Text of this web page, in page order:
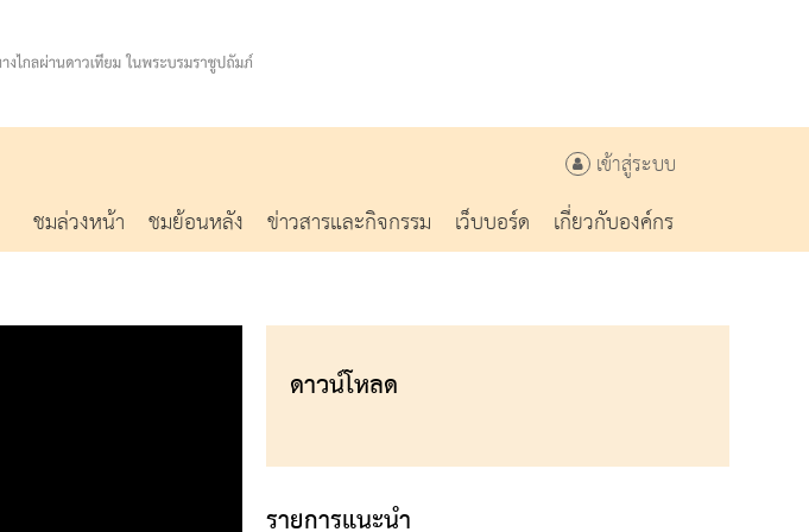
เข้าสู่ระบบ
ชมล่วงหน้า ชมย้อนหลัง ข่าวสารและกิจกรรม เว็บบอร์ด
เกี่ยวกับองค์กร
ดาวน์โหลด
รายการแนะนำ